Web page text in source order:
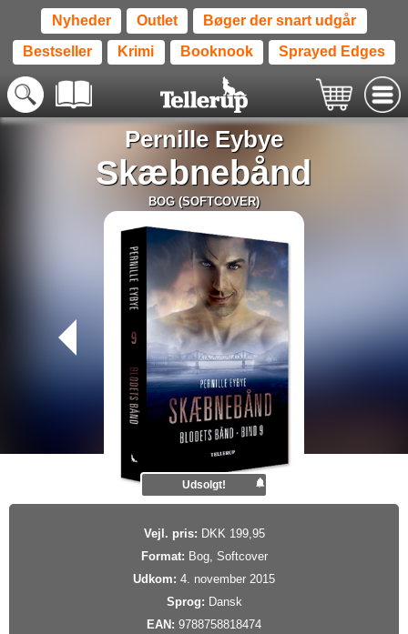
Nyheder Outlet Bøger der snart udgår
Bestseller Krimi Booknook Sprayed Edges
Pernille Eybye
Skæbnebånd
BOG (SOFTCOVER)
Udsolgt!
Vejl. pris: DKK 199,95
Format: Bog, Softcover
Udkom: 4. november 2015
Sprog: Dansk
EAN: 9788758818474